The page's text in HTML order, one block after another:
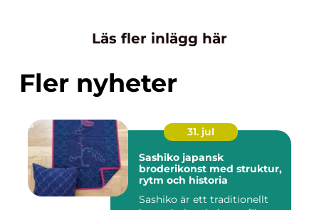
Läs fler inlägg här
Fler nyheter
31. jul
Sashiko japansk
broderikonst med struktur,
rytm och historia
Sashiko är ett traditionellt